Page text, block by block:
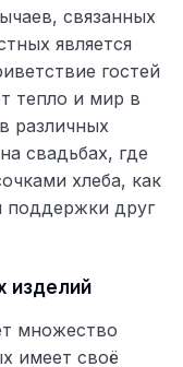
связанных
является
гостей
тепло и мир в
различных
свадьбах, где
хлеба, как
поддержки друг
изделий
множество
имеет своё